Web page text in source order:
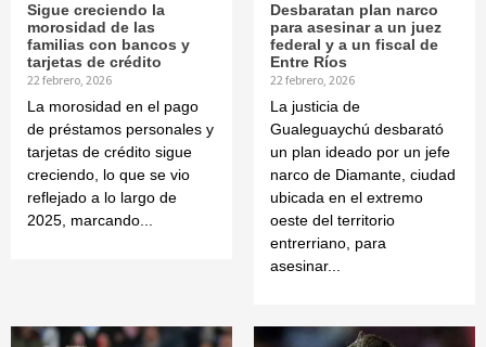
Sigue creciendo la
morosidad de las
familias con bancos y
tarjetas de crédito
22 febrero, 2026
La morosidad en el pago
de préstamos personales y
tarjetas de crédito sigue
creciendo, lo que se vio
reflejado a lo largo de
2025, marcando...
Desbaratan plan narco
para asesinar a un juez
federal y a un fiscal de
Entre Ríos
22 febrero, 2026
La justicia de
Gualeguaychú desbarató
un plan ideado por un jefe
narco de Diamante, ciudad
ubicada en el extremo
oeste del territorio
entrerriano, para
asesinar...